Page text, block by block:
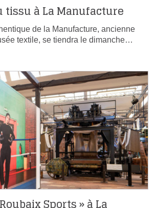
tissu à La Manufacture
de la Manufacture, ancienne
textile, se tiendra le dimanche…